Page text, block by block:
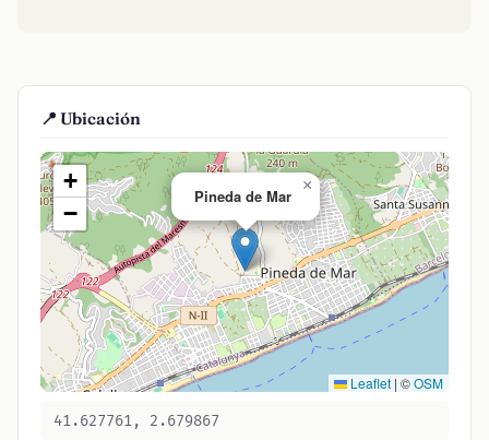
📍 Ubicación
Pineda de Mar
×
+
−
Leaflet | ©OSM
41.627761, 2.679867